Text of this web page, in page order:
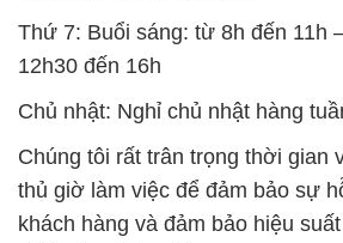
Thứ 7: Buổi sáng: từ 8h đến 11h
12h30 đến 16h
Chủ nhật: Nghỉ chủ nhật hàng
Chúng tôi rất trân trọng thời gian
thủ giờ làm việc để đảm bảo sự
khách hàng và đảm bảo hiệu